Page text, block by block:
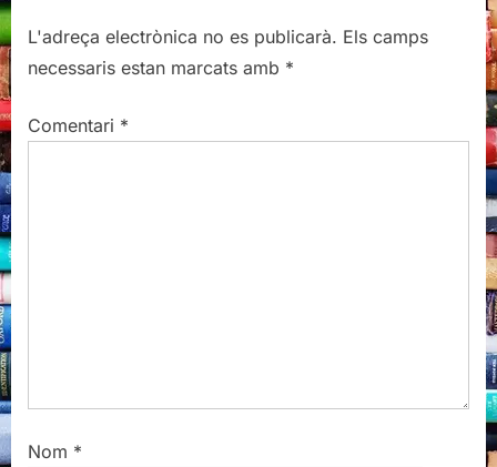
u
s
o
P
o
t
L'adreça electrònica no es publicarà. Els camps
necessaris estan marcats amb *
Comentari *
Nom *